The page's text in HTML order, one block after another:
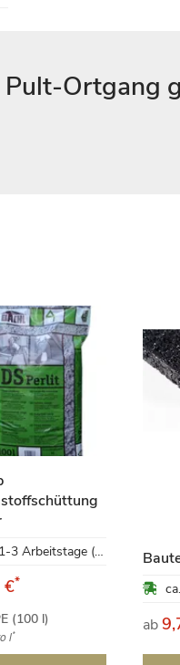
Pult-Ortgang
ca. 1-3 Arbeitstage (Mo-Fr)
€*
(100 l)
l* ab